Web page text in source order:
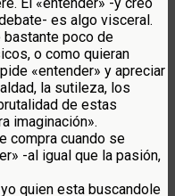
es algo visceral.
bastante poco de
o como quieran
«entender» y apreciar
la sutileza, los
de estas
imaginación».
compra cuando se
-al igual que la pasión,
quien esta buscandole